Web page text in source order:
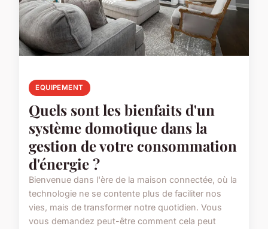
EQUIPEMENT
Quels sont les bienfaits d'un
système domotique dans la
gestion de votre consommation
d'énergie ?
Bienvenue dans l'ère de la maison connectée, où la
technologie ne se contente plus de faciliter nos
vies, mais de transformer notre quotidien. Vous
vous demandez peut-être comment cela peut